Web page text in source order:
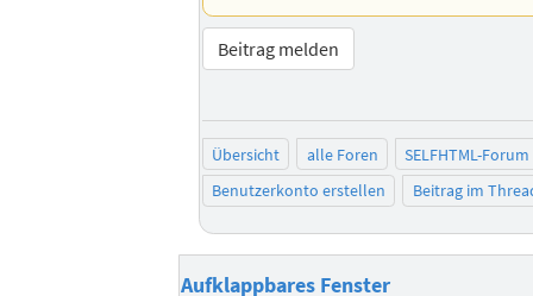
Beitrag melden
Übersicht alle Foren
SELFHTML-Forum
Benutzerkonto erstellen
Beitrag im
Aufklappbares Fenster